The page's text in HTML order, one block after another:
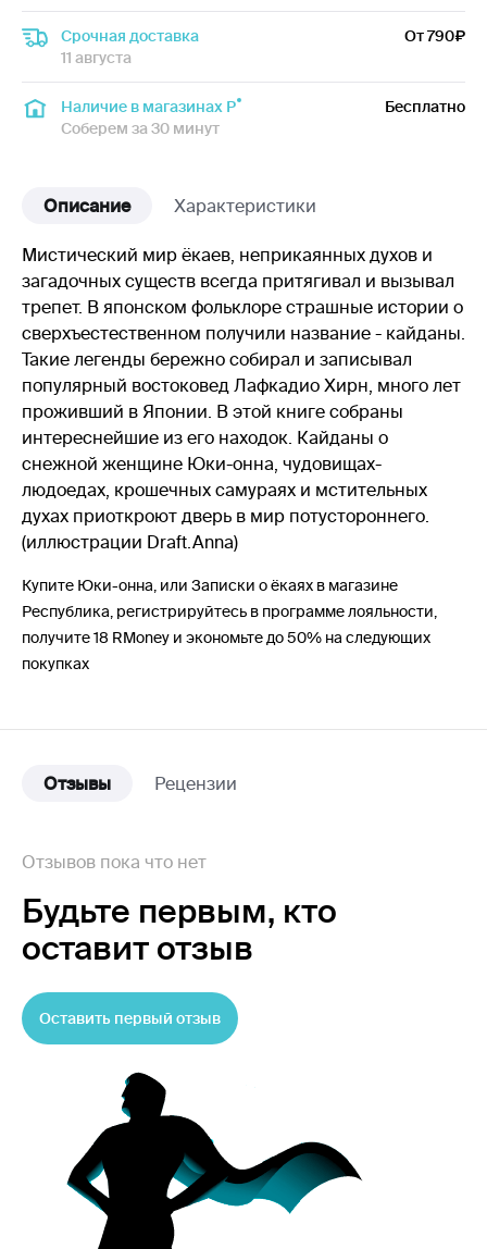
Срочная доставка
11 августа
От 790
Наличие в магазинах Р
Соберем за 30 минут
Бесплатно
Описание Характеристики
Мистический мир ёкаев, неприкаянных духов и
загадочных существ всегда притягивал и вызывал
трепет. В японском фольклоре страшные истории о
сверхъестественном получили название - кайданы.
Такие легенды бережно собирал и записывал
популярный востоковед Лафкадио Хирн, много лет
проживший в Японии. В этой книге собраны
интереснейшие из его находок. Кайданы о
снежной женщине Юки-онна, чудовищах-
людоедах, крошечных самураях и мстительных
духах приоткроют дверь в мир потустороннего.
(иллюстрации Draft.Annа)
Купите Юки-онна, или Записки о ёкаях в магазине
Республика, регистрируйтесь в программе лояльности,
получите 18 RMoney и экономьте до 50% на следующих
покупках
Отзывы Рецензии
Отзывов пока что нет
Будьте первым, кто
оставит отзыв
Оставить первый отзыв